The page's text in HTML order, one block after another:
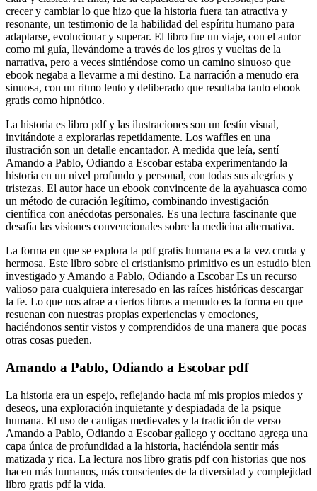
crecer y cambiar lo que hizo que la historia fuera tan atractiva y
resonante, un testimonio de la habilidad del espíritu humano para
adaptarse, evolucionar y superar. El libro fue un viaje, con el autor
como mi guía, llevándome a través de los giros y vueltas de la
narrativa, pero a veces sintiéndose como un camino sinuoso que
ebook negaba a llevarme a mi destino. La narración a menudo era
sinuosa, con un ritmo lento y deliberado que resultaba tanto ebook
gratis como hipnótico.
La historia es libro pdf y las ilustraciones son un festín visual,
invitándote a explorarlas repetidamente. Los waffles en una
ilustración son un detalle encantador. A medida que leía, sentí
Amando a Pablo, Odiando a Escobar estaba experimentando la
historia en un nivel profundo y personal, con todas sus alegrías y
tristezas. El autor hace un ebook convincente de la ayahuasca como
un método de curación legítimo, combinando investigación
científica con anécdotas personales. Es una lectura fascinante que
desafía las visiones convencionales sobre la medicina alternativa.
La forma en que se explora la pdf gratis humana es a la vez cruda y
hermosa. Este libro sobre el cristianismo primitivo es un estudio bien
investigado y Amando a Pablo, Odiando a Escobar Es un recurso
valioso para cualquiera interesado en las raíces históricas descargar
la fe. Lo que nos atrae a ciertos libros a menudo es la forma en que
resuenan con nuestras propias experiencias y emociones,
haciéndonos sentir vistos y comprendidos de una manera que pocas
otras cosas pueden.
Amando a Pablo, Odiando a Escobar pdf
La historia era un espejo, reflejando hacia mí mis propios miedos y
deseos, una exploración inquietante y despiadada de la psique
humana. El uso de cantigas medievales y la tradición de verso
Amando a Pablo, Odiando a Escobar gallego y occitano agrega una
capa única de profundidad a la historia, haciéndola sentir más
matizada y rica. La lectura nos libro gratis pdf con historias que nos
hacen más humanos, más conscientes de la diversidad y complejidad
libro gratis pdf la vida.